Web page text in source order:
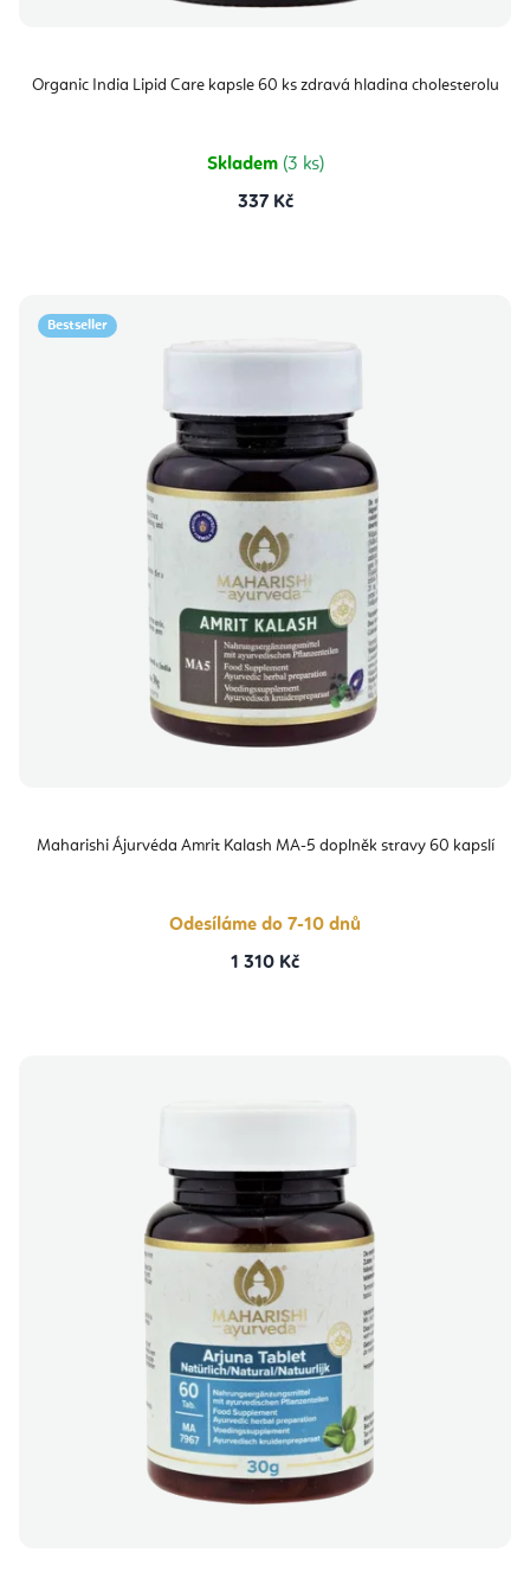
Organic India Lipid Care kapsle 60 ks zdravá hladina cholesterolu
Skladem (3 ks)
337 Kč
Bestseller
Maharishi Ájurvéda Amrit Kalash MA-5 doplněk stravy 60 kapslí
Odesíláme do 7-10 dnů
1 310 Kč